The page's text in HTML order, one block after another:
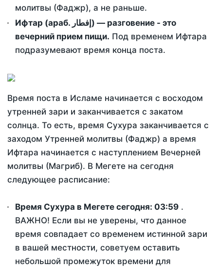
молитвы (Фаджр), а не раньше.
Ифтар (араб. إفطار) — разговение - это
вечерний прием пищи. Под временем Ифтара
подразумевают время конца поста.
Время поста в Исламе начинается с восходом
утренней зари и заканчивается с закатом
солнца. То есть, время Сухура заканчивается с
заходом Утренней молитвы (Фаджр) а время
Ифтара начинается с наступлением Вечерней
молитвы (Магриб). В Мегете на сегодня
следующее расписание:
Время Сухура в Мегете сегодня: 03:59 .
ВАЖНО! Если вы не уверены, что данное
время совпадает со временем истинной зари
в вашей местности, советуем оставить
небольшой промежуток времени для